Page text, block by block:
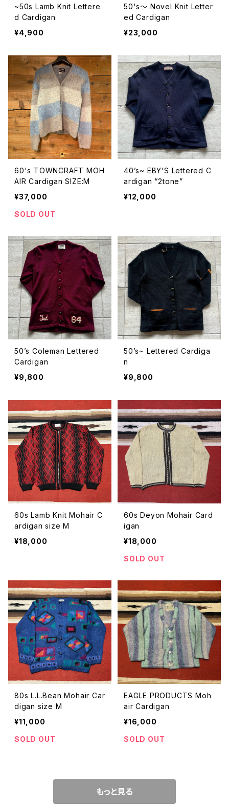
~50s Lamb Knit Lettere
d Cardigan
¥4,900
50's〜 Novel Knit Letter
ed Cardigan
¥23,000
60's TOWNCRAFT MOH
AIR Cardigan SIZE:M
¥37,000
SOLD OUT
40’s~ EBY’S Lettered C
ardigan “2tone”
¥12,000
50’s Coleman Lettered
Cardigan
¥9,800
50’s~ Lettered Cardiga
n
¥9,800
60s Lamb Knit Mohair C
ardigan size M
¥18,000
60s Deyon Mohair Card
igan
¥18,000
SOLD OUT
80s L.L.Bean Mohair Car
digan size M
¥11,000
SOLD OUT
EAGLE PRODUCTS Moh
air Cardigan
¥16,000
SOLD OUT
もっと見る